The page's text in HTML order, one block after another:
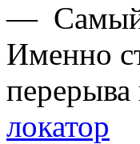
— Самый
Именно
локатор